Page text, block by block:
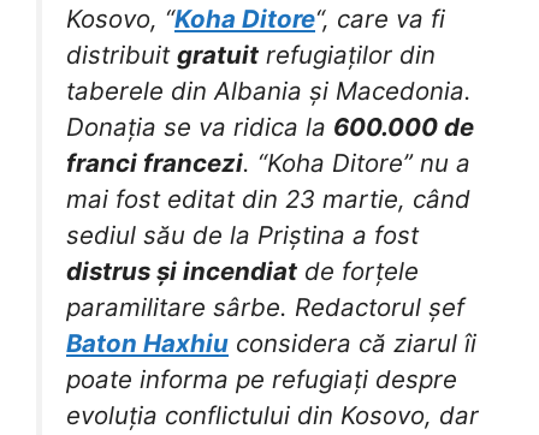
Kosovo, “Koha Ditore“, care va fi
distribuit gratuit refugiaților din
taberele din Albania și Macedonia.
Donația se va ridica la 600.000 de
franci francezi. “Koha Ditore” nu a
mai fost editat din 23 martie, când
sediul său de la Priștina a fost
distrus și incendiat de forțele
paramilitare sârbe. Redactorul șef
Baton Haxhiu considera că ziarul îi
poate informa pe refugiați despre
evoluția conflictului din Kosovo, dar